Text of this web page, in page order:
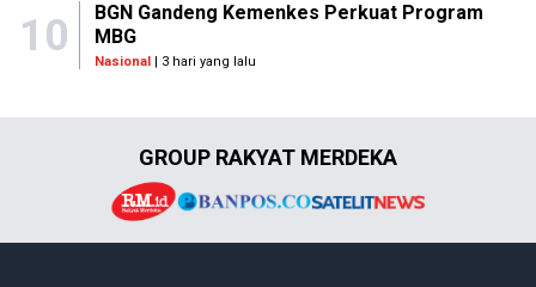
10
BGN Gandeng Kemenkes Perkuat Program
MBG
Nasional| 3 hari yang lalu
GROUP RAKYAT MERDEKA